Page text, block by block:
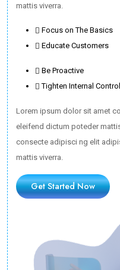
mattis viverra.
Focus on The Basics
Educate Customers
Be Proactive
Tighten Internal
Lorem ipsum dolor sit amet
eleifend dictum poteder
consecte adipisci ng elit
mattis viverra.
Get Started Now